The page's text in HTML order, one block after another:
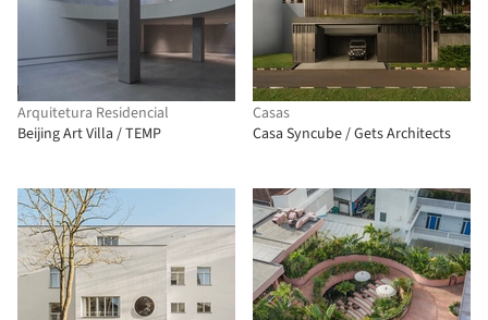
Arquitetura Residencial
Beijing Art Villa / TEMP
Casas
Casa Syncube / Gets Architects